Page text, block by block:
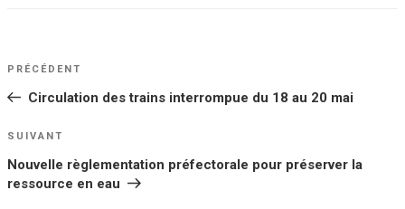
NAVIGATION
DE
Article
PRÉCÉDENT
Circulation des trains interrompue du 18 au 20 mai
Article
SUIVANT
Nouvelle règlementation préfectorale pour préserver la
ressource en eau